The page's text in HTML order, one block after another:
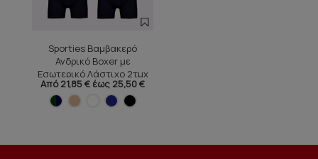
Sporties Βαμβακερό
Ανδρικό Boxer με
Εσωτερικό Λάστιχο 2τμχ
Από 21,85 € έως 25,50 €